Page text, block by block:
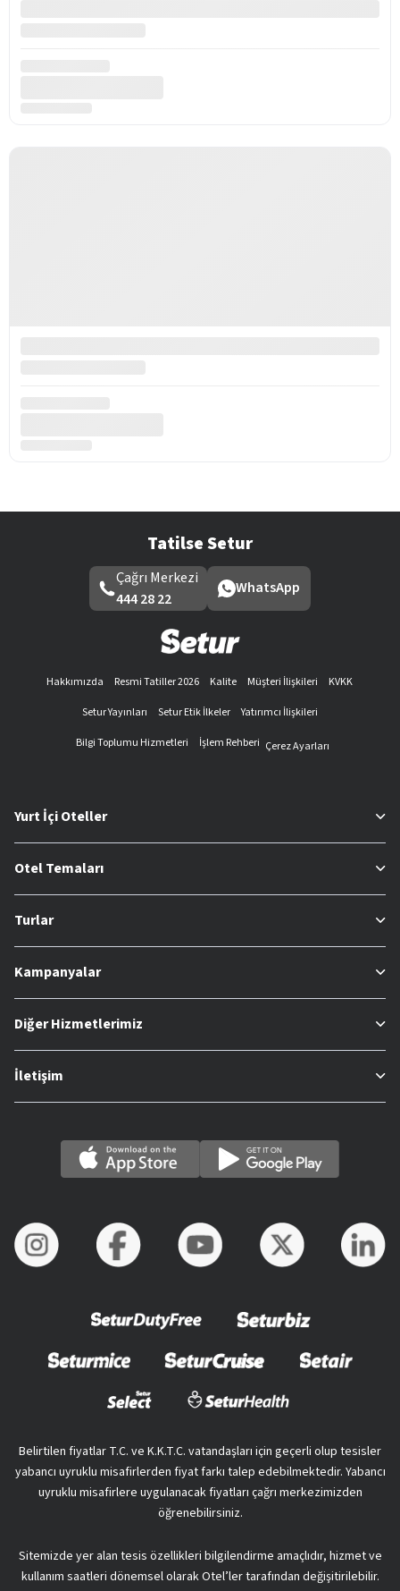
Tatilse Setur
Çağrı Merkezi
444 28 22
WhatsApp
Hakkımızda Resmi Tatiller 2026 Kalite Müşteri İlişkileri
KVKK
Setur Yayınları
Setur Etik İlkeler
Yatırımcı İlişkileri
Bilgi Toplumu Hizmetleri
İşlem Rehberi Çerez Ayarları
Yurt İçi Oteller
Otel Temaları
Turlar
Kampanyalar
Diğer Hizmetlerimiz
İletişim
Belirtilen fiyatlar T.C. ve K.K.T.C. vatandaşları için geçerli olup tesisler
yabancı uyruklu misafirlerden fiyat farkı talep edebilmektedir. Yabancı
uyruklu misafirlere uygulanacak fiyatları çağrı merkezimizden
öğrenebilirsiniz.
Sitemizde yer alan tesis özellikleri bilgilendirme amaçlıdır, hizmet ve
kullanım saatleri dönemsel olarak Otel’ler tarafından değişitirilebilir.